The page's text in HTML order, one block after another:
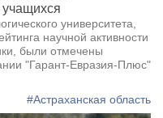
учащихся
университета,
научной активности
были отмечены
"Гарант-Евразия-Плюс"
#Астраханская область